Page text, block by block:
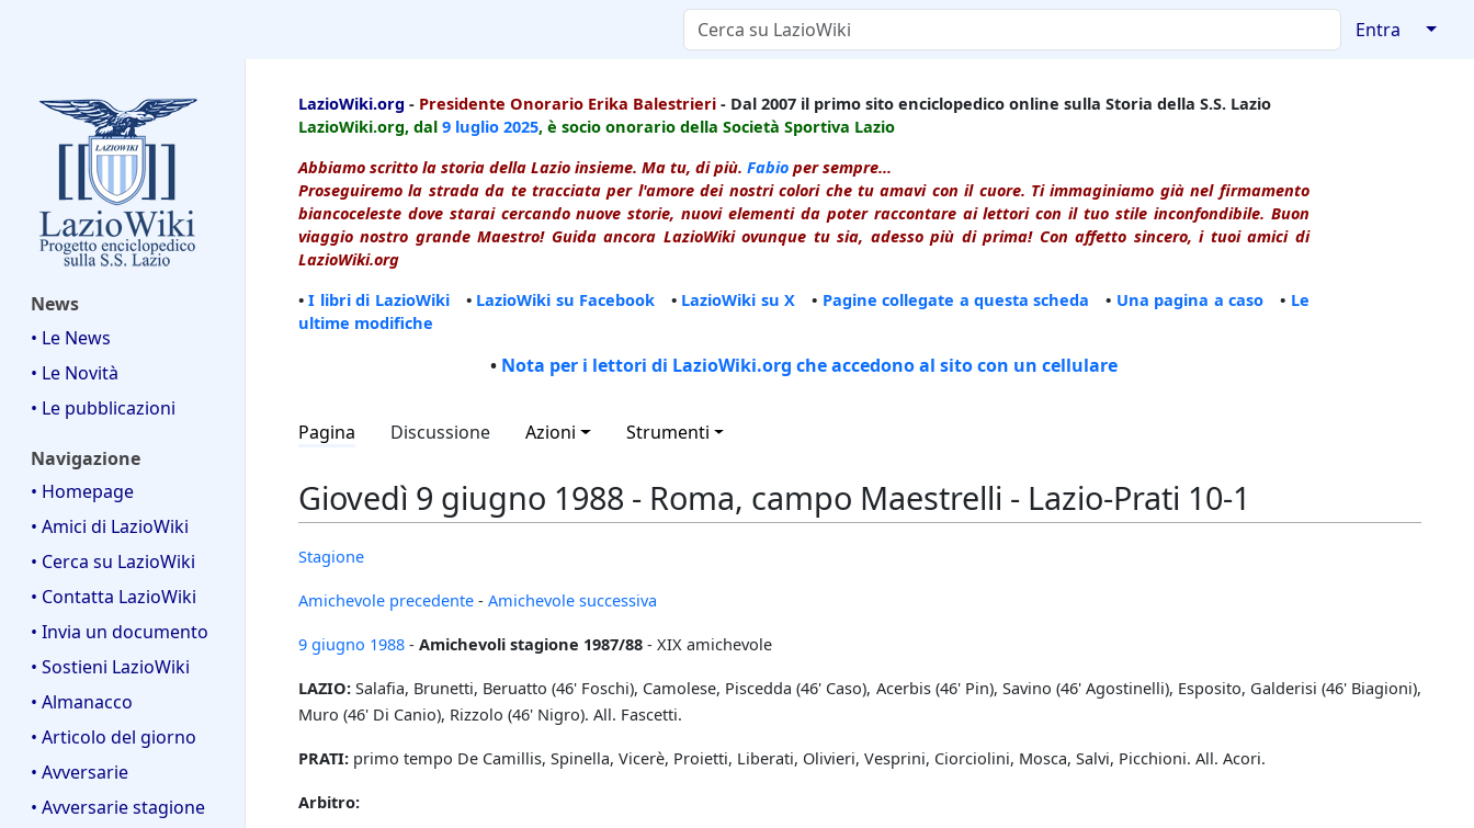
Entra ↓
News
• Le News
• Le Novità
• Le pubblicazioni
Navigazione
• Homepage
• Amici di LazioWiki
• Cerca su LazioWiki
• Contatta LazioWiki
• Invia un documento
• Sostieni LazioWiki
• Almanacco
• Articolo del giorno
• Avversarie
• Avversarie stagione
LazioWiki.org - Presidente Onorario Erika Balestrieri - Dal 2007 il primo sito enciclopedico online sulla Storia della S.S. Lazio
LazioWiki.org, dal 9 luglio 2025, è socio onorario della Società Sportiva Lazio
Abbiamo scritto la storia della Lazio insieme. Ma tu, di più. Fabio per sempre...
Proseguiremo la strada da te tracciata per l'amore dei nostri colori che tu amavi con il cuore. Ti immaginiamo già nel firmamento
biancoceleste dove starai cercando nuove storie, nuovi elementi da poter raccontare ai lettori con il tuo stile inconfondibile. Buon
viaggio nostro grande Maestro! Guida ancora LazioWiki ovunque tu sia, adesso più di prima! Con affetto sincero, i tuoi amici di
LazioWiki.org
•I libri di LazioWiki• LazioWiki su Facebook • LazioWiki su X • Pagine collegate a questa scheda • Una pagina a caso • Le
ultime modifiche
• Nota per i lettori di LazioWiki.org che accedono al sito con un cellulare
Pagina Discussione Azioni Strumenti
Giovedì 9 giugno 1988 - Roma, campo Maestrelli - Lazio-Prati 10-1
Stagione
Amichevole precedente - Amichevole successiva
9 giugno 1988 - Amichevoli stagione 1987/88 - XIX amichevole
LAZIO: Salafia, Brunetti, Beruatto (46' Foschi), Camolese, Piscedda (46' Caso), Acerbis (46' Pin), Savino (46' Agostinelli), Esposito, Galderisi (46' Biagioni),
Muro (46' Di Canio), Rizzolo (46' Nigro). All. Fascetti.
PRATI: primo tempo De Camillis, Spinella, Vicerè, Proietti, Liberati, Olivieri, Vesprini, Ciorciolini, Mosca, Salvi, Picchioni. All. Acori.
Arbitro: